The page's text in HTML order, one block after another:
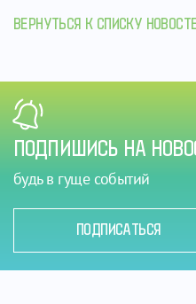
ВЕРНУТЬСЯ К СПИСКУ
ПОДПИШИСЬ НА
будь в гуще событий
ПОДПИСАТЬСЯ